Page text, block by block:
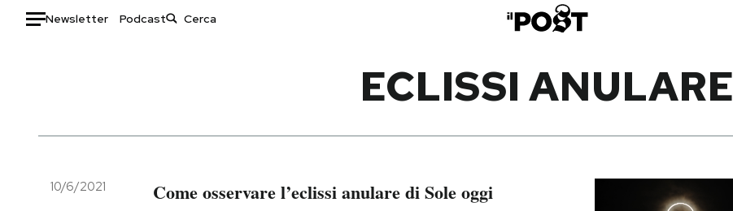
Newsletter Podcast
Italia
Politica
Moda
ECLISSI ANULARE
10/6/2021 Come osservare l’eclissi anulare di Sole oggi